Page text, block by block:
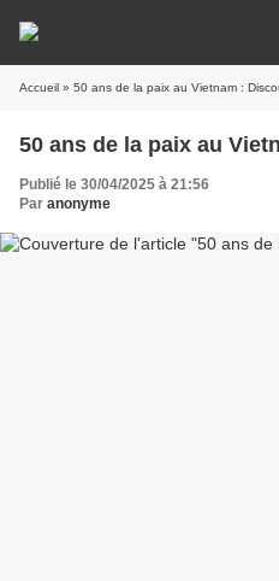
Accueil » 50 ans de la paix au Vietnam :
50 ans de la paix au
Publié le 30/04/2025 à 21:56
Par anonyme